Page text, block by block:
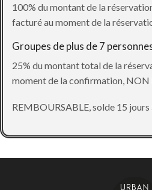
100% du montant de la
facturé au moment de la
Groupes de plus de 7
25% du montant total de la
moment de la confirmation, NON
REMBOURSABLE, solde 15 jours